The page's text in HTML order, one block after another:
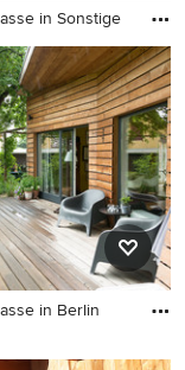
in Sonstige
in Sonstige
in Berlin